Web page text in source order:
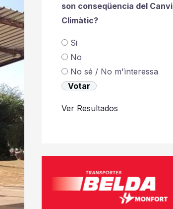
son conseqüencia del Canvi
Climàtic?
Si
No
No sé / No m'ìnteressa
Ver Resultados